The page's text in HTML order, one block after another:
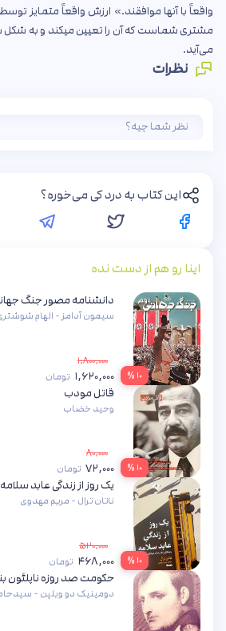
واقعاً با آنها موافقند.» ارزش واقعاً متمایز
مشتری شماست که آن را تعیین میکند و به شکل
می‌آید.
نظرات
این کتاب به درد کی می‌خوره؟
اینا رو هم از دست نده
۱۰ %
دانشنامه مصور جنگ
سیمون آدامز - الهام
۱,۸۰۰,۰۰۰
۱,۶۲۰,۰۰۰ تومان
۱۰ %
قاتل مودب
وحید خضاب
۸۰,۰۰۰
۷۲,۰۰۰ تومان
۱۰ %
یک روز از زندگی عابد سلامه
ناتان ترال - مریم مهدوی
۵۲۰,۰۰۰
۴۶۸,۰۰۰ تومان
حکومت صد روزه ناپلئون
دومینیک دو ویلپن -